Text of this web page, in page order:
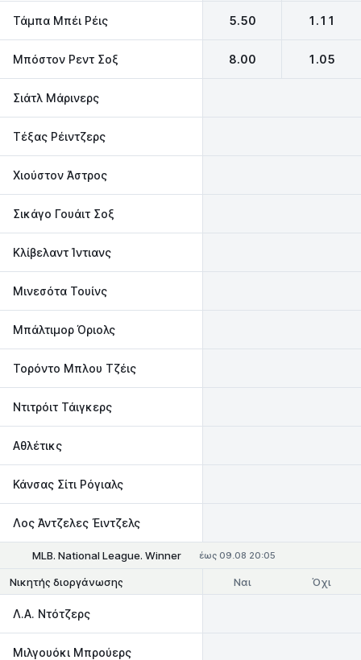
Τάμπα Μπέι Ρέις 5.50 1.11
Μπόστον Ρεντ Σοξ 8.00 1.05
Σιάτλ Μάρινερς
Τέξας Ρέιντζερς
Χιούστον Άστρος
Σικάγο Γουάιτ Σοξ
Κλίβελαντ Ίντιανς
Μινεσότα Τουίνς
Μπάλτιμορ Όριολς
Τορόντο Μπλου Τζέις
Ντιτρόιτ Τάιγκερς
Αθλέτικς
Κάνσας Σίτι Ρόγιαλς
Λος Άντζελες Έιντζελς
MLB. National League. Winner έως 09.08 20:05
Νικητής διοργάνωσης Ναι Όχι
Λ.Α. Ντότζερς
Μιλγουόκι Μπρούερς